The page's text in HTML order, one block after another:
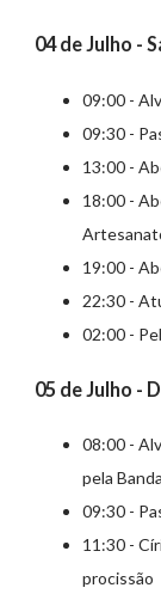
04 de Julho -
09:00 -
09:30 -
13:00 -
18:00 -
19:00 -
22:30 -
02:00 -
05 de Julho -
08:00 -
pela
09:30 -
11:30 -
procissão